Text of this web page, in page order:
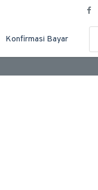
Konfirmasi Bayar